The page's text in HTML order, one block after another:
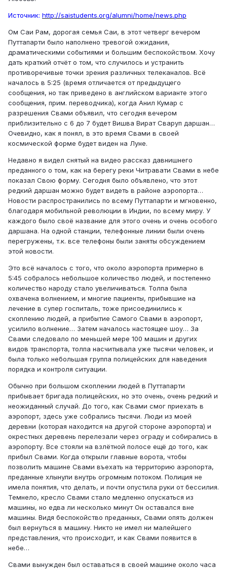
Источник: http://saistudents.org/alumni/home/news.php
Ом Саи Рам, дорогая семья Саи, в этот четверг вечером
Путтапарти было наполнено тревогой ожидания,
драматическими событиями и большим беспокойством. Хочу
дать краткий отчёт о том, что случилось и устранить
противоречивые точки зрения различных телеканалов. Всё
началось в 5:25 (время отличается от предыдущего
сообщения, но так приведено в английском варианте этого
сообщения, прим. переводчика), когда Анил Кумар с
разрешения Свами объявил, что сегодня вечером
приблизительно с 6 до 7 будет Вишва Вират Сваруп даршан…
Очевидно, как я понял, в это время Свами в своей
космической форме будет виден на Луне.
Недавно я видел снятый на видео рассказ давнишнего
преданного о том, как на берегу реки Читравати Свами в небе
показал Свою форму. Сегодня было объявлено, что этот
редкий даршан можно будет видеть в районе аэропорта…
Новости распространились по всему Путтапарти и мгновенно,
благодаря мобильной революции в Индии, по всему миру. У
каждого было своё название для этого очень и очень особого
даршана. На одной станции, телефонные линии были очень
перегружены, т.к. все телефоны были заняты обсуждением
этой новости.
Это всё началось с того, что около аэропорта примерно в
5:45 собралось небольшое количество людей, и постепенно
количество народу стало увеличиваться. Толпа была
охвачена волнением, и многие пациенты, прибывшие на
лечение в супер госпиталь, тоже присоединились к
скоплению людей, а прибытие Самого Свами в аэропорт,
усилило волнение… Затем началось настоящее шоу… За
Свами следовало по меньшей мере 100 машин и других
видов транспорта, толпа насчитывала уже тысячи человек, и
была только небольшая группа полицейских для наведения
порядка и контроля ситуации.
Обычно при большом скоплении людей в Путтапарти
прибывает бригада полицейских, но это очень, очень редкий и
неожиданный случай. До того, как Свами смог приехать в
аэропорт, здесь уже собрались тысячи. Люди из моей
деревни (которая находится на другой стороне аэропорта) и
окрестных деревень перелезали через ограду и собирались в
аэропорту. Все стояли на взлётной полосе ещё до того, как
прибыл Свами. Когда открыли главные ворота, чтобы
позволить машине Свами въехать на территорию аэропорта,
преданные хлынули внутрь огромным потоком. Полиция не
имела понятия, что делать, и почти опустила руки от бессилия.
Темнело, кресло Свами стало медленно опускаться из
машины, но едва ли несколько минут Он оставался вне
машины. Видя беспокойство преданных, Свами опять должен
был вернуться в машину. Никто не имел ни малейшего
представления, что происходит, и как Свами появится в
небе…
Свами вынужден был оставаться в своей машине около часа